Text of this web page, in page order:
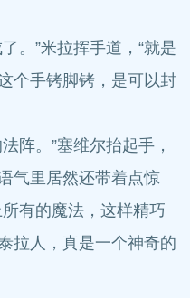
。”米拉挥手道，“就是
个手铐脚铐，是可以封
阵。”塞维尔抬起手，
气里居然还带着点惊
有的魔法，这样精巧
拉人，真是一个神奇的